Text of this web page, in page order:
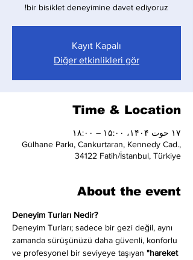
bir bisiklet deneyimine davet ediyoruz!
Kayıt Kapalı
Diğer etkinlikleri gör
Time & Location
۱۷ حوت ۱۴۰۴، ۱۵:۰۰ – ۱۸:۰۰
Gülhane Parkı, Cankurtaran, Kennedy Cad.,
34122 Fatih/İstanbul, Türkiye
About the event
Deneyim Turları Nedir?
Deneyim Turları; sadece bir gezi değil, aynı
zamanda sürüşünüzü daha güvenli, konforlu
ve profesyonel bir seviyeye taşıyan "hareket